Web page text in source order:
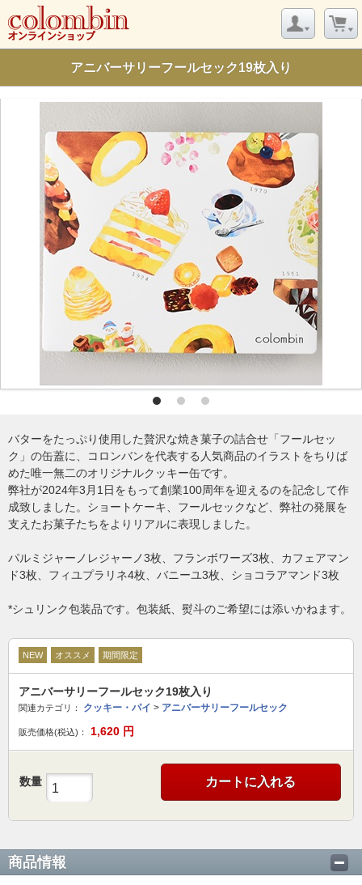
アニバーサリーフールセック19枚入り
バターをたっぷり使用した贅沢な焼き菓子の詰合せ「フールセッ
ク」の缶蓋に、コロンバンを代表する人気商品のイラストをちりば
めた唯一無二のオリジナルクッキー缶です。
弊社が2024年3月1日をもって創業100周年を迎えるのを記念して作
成致しました。ショートケーキ、フールセックなど、弊社の発展を
支えたお菓子たちをよりリアルに表現しました。
パルミジャーノレジャーノ3枚、フランボワーズ3枚、カフェアマン
ド3枚、フィユプラリネ4枚、バニーユ3枚、ショコラアマンド3枚
*シュリンク包装品です。包装紙、熨斗のご希望には添いかねます。
NEW オススメ 期間限定
アニバーサリーフールセック19枚入り
関連カテゴリ： クッキー・パイ > アニバーサリーフールセック
販売価格(税込)： 1,620 円
数量 カートに入れる
商品情報